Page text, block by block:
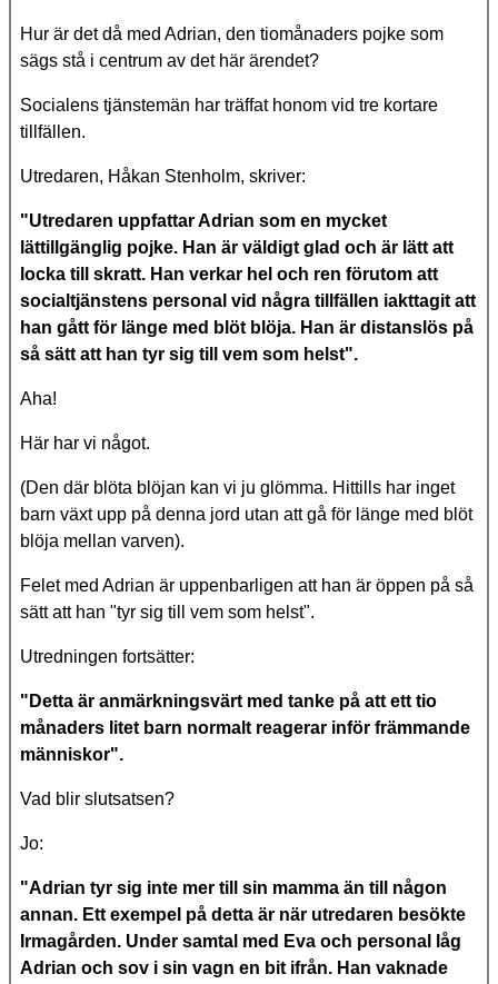
Hur är det då med Adrian, den tiomånaders pojke som
sägs stå i centrum av det här ärendet?
Socialens tjänstemän har träffat honom vid tre kortare
tillfällen.
Utredaren, Håkan Stenholm, skriver:
"Utredaren uppfattar Adrian som en mycket
lättillgänglig pojke. Han är väldigt glad och är lätt att
locka till skratt. Han verkar hel och ren förutom att
socialtjänstens personal vid några tillfällen iakttagit att
han gått för länge med blöt blöja. Han är distanslös på
så sätt att han tyr sig till vem som helst".
Aha!
Här har vi något.
(Den där blöta blöjan kan vi ju glömma. Hittills har inget
barn växt upp på denna jord utan att gå för länge med blöt
blöja mellan varven).
Felet med Adrian är uppenbarligen att han är öppen på så
sätt att han "tyr sig till vem som helst".
Utredningen fortsätter:
"Detta är anmärkningsvärt med tanke på att ett tio
månaders litet barn normalt reagerar inför främmande
människor".
Vad blir slutsatsen?
Jo:
"Adrian tyr sig inte mer till sin mamma än till någon
annan. Ett exempel på detta är när utredaren besökte
Irmagården. Under samtal med Eva och personal låg
Adrian och sov i sin vagn en bit ifrån. Han vaknade